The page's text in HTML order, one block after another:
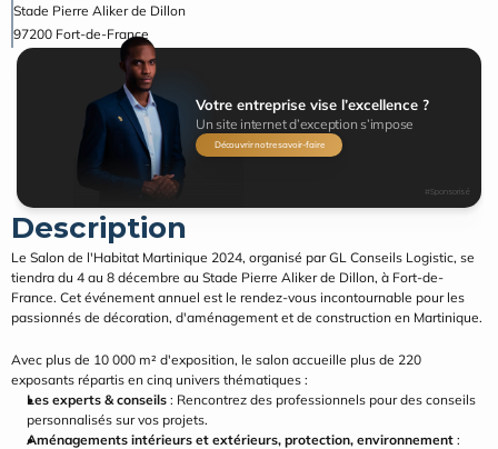
Stade Pierre Aliker de Dillon
97200 Fort-de-France
Votre entreprise vise l’excellence ?
Un site internet d’exception s’impose
Découvrir notre savoir-faire
#Sponsorisé
Description
Le Salon de l'Habitat Martinique 2024, organisé par GL Conseils Logistic, se
tiendra du 4 au 8 décembre au Stade Pierre Aliker de Dillon, à Fort-de-
France. Cet événement annuel est le rendez-vous incontournable pour les
passionnés de décoration, d'aménagement et de construction en Martinique.
Avec plus de 10 000 m² d'exposition, le salon accueille plus de 220
exposants répartis en cinq univers thématiques :
Les experts & conseils : Rencontrez des professionnels pour des conseils
personnalisés sur vos projets.
Aménagements intérieurs et extérieurs, protection, environnement :